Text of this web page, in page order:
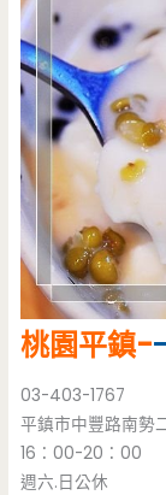
桃園平鎮-
03-403-1767
平鎮市中豐路南勢
16：00-20：00
週六.日公休